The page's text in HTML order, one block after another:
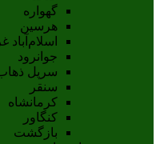
گهواره
هرسین
اسلام‌‌آباد
جوانرود
سرپل
سنقر
کرمانشاه
کنگاور
بازگشت